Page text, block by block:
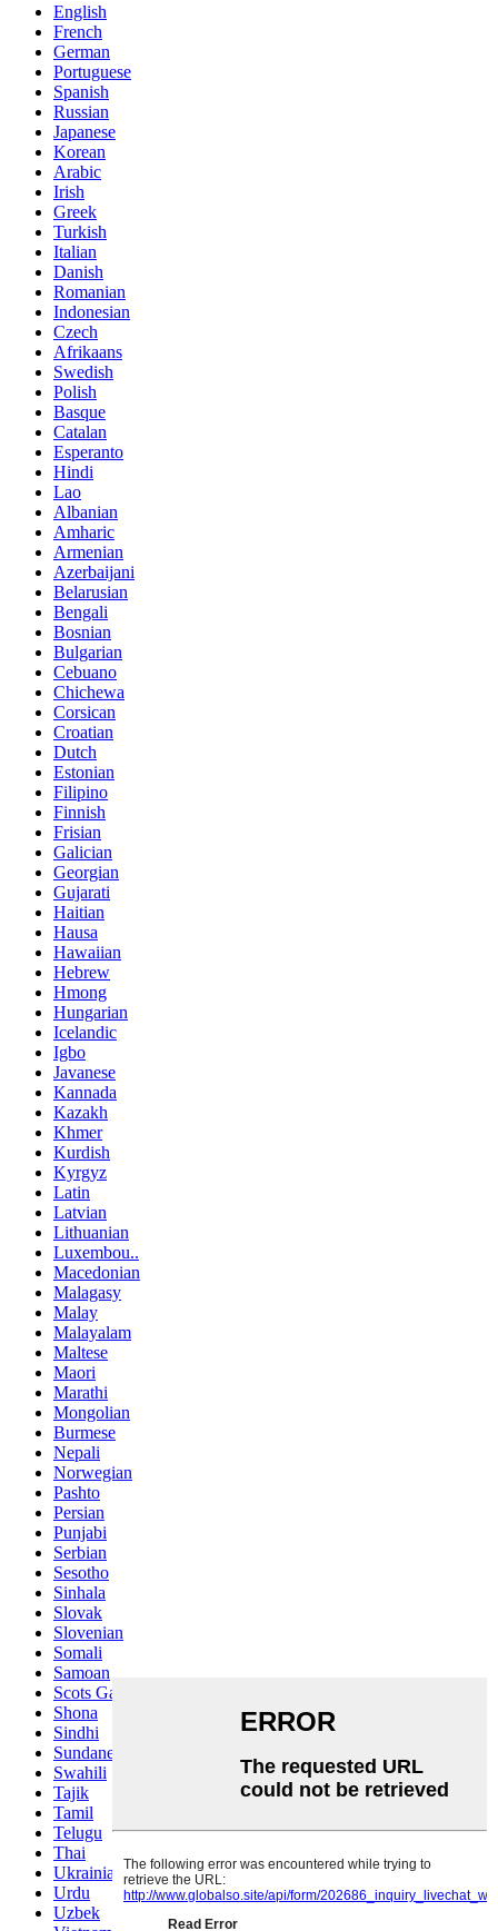
English
French
German
Portuguese
Spanish
Russian
Japanese
Korean
Arabic
Irish
Greek
Turkish
Italian
Danish
Romanian
Indonesian
Czech
Afrikaans
Swedish
Polish
Basque
Catalan
Esperanto
Hindi
Lao
Albanian
Amharic
Armenian
Azerbaijani
Belarusian
Bengali
Bosnian
Bulgarian
Cebuano
Chichewa
Corsican
Croatian
Dutch
Estonian
Filipino
Finnish
Frisian
Galician
Georgian
Gujarati
Haitian
Hausa
Hawaiian
Hebrew
Hmong
Hungarian
Icelandic
Igbo
Javanese
Kannada
Kazakh
Khmer
Kurdish
Kyrgyz
Latin
Latvian
Lithuanian
Luxembou..
Macedonian
Malagasy
Malay
Malayalam
Maltese
Maori
Marathi
Mongolian
Burmese
Nepali
Norwegian
Pashto
Persian
Punjabi
Serbian
Sesotho
Sinhala
Slovak
Slovenian
Somali
Samoan
Scots Gaelic
Shona
Sindhi
Sundanese
Swahili
Tajik
Tamil
Telugu
Thai
Ukrainian
Urdu
Uzbek